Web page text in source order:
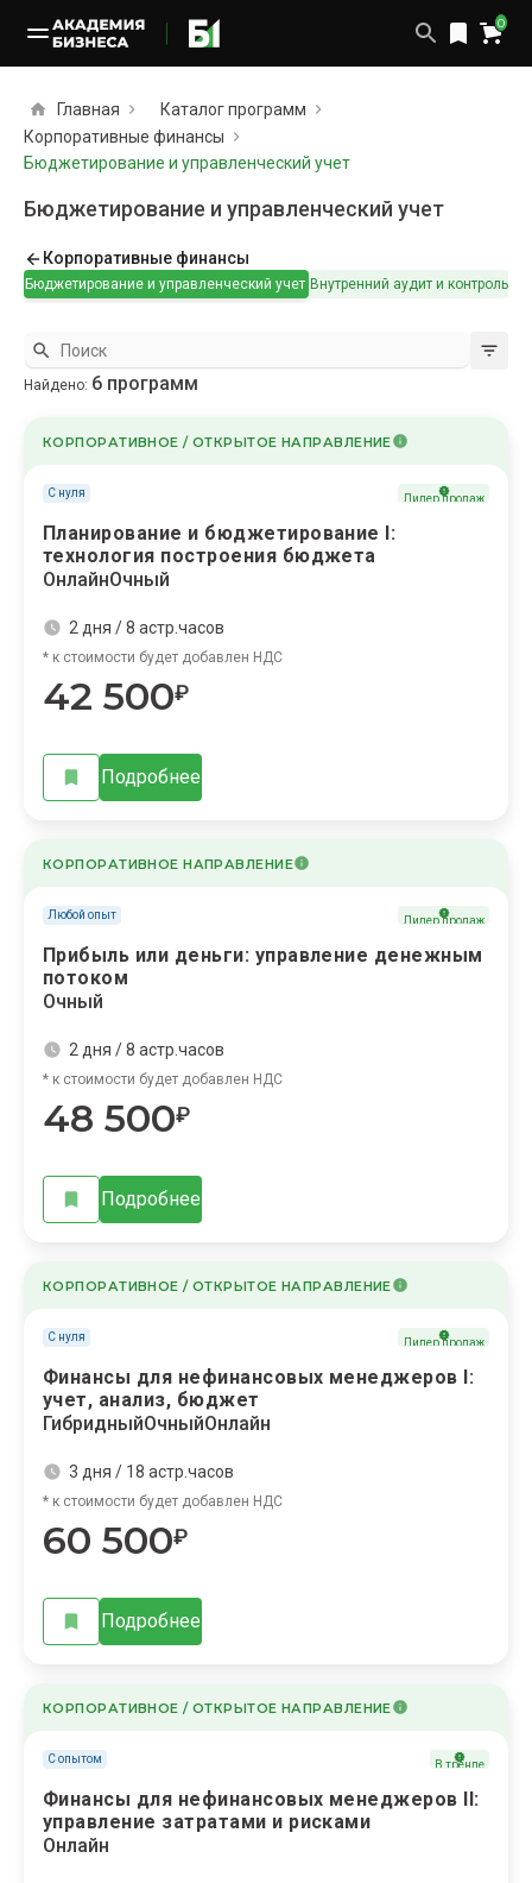
0
Главная
Каталог программ
Корпоративные финансы
Бюджетирование и управленческий учет
Бюджетирование и управленческий учет
Корпоративные финансы
Бюджетирование и управленческий учет Внутренний аудит и контроль
Найдено: 6 программ
КОРПОРАТИВНОЕ / ОТКРЫТОЕ НАПРАВЛЕНИЕ
С нуля Лидер продаж
Планирование и бюджетирование I:
технология построения бюджета
ОнлайнОчный
2 дня / 8 астр.часов
* к стоимости будет добавлен НДС
42 500₽
Подробнее
КОРПОРАТИВНОЕ НАПРАВЛЕНИЕ
Любой опыт Лидер продаж
Прибыль или деньги: управление денежным
потоком
Очный
2 дня / 8 астр.часов
* к стоимости будет добавлен НДС
48 500₽
Подробнее
КОРПОРАТИВНОЕ / ОТКРЫТОЕ НАПРАВЛЕНИЕ
С нуля Лидер продаж
Финансы для нефинансовых менеджеров I:
учет, анализ, бюджет
ГибридныйОчныйОнлайн
3 дня / 18 астр.часов
* к стоимости будет добавлен НДС
60 500₽
Подробнее
КОРПОРАТИВНОЕ / ОТКРЫТОЕ НАПРАВЛЕНИЕ
С опытом В тренде
Финансы для нефинансовых менеджеров II:
управление затратами и рисками
Онлайн